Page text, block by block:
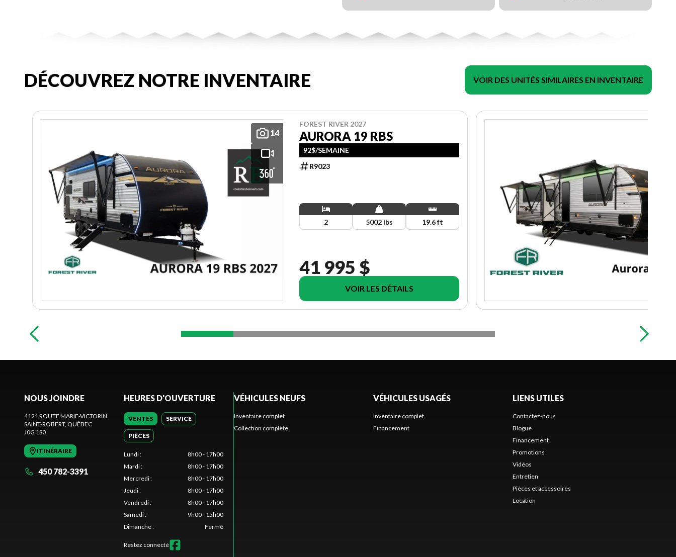
DÉCOUVREZ NOTRE INVENTAIRE VOIR DES UNITÉS SIMILAIRES EN INVENTAIRE
14
FOREST RIVER 2027
AURORA 19 RBS
92$/SEMAINE
R9023
2 5002 lbs 19.6 ft
41 995 $
VOIR LES DÉTAILS
NOUS JOINDRE
4121 ROUTE MARIE-VICTORIN
SAINT-ROBERT, QUÉBEC
J0G 1S0
ITINÉRAIRE
450 782-3391
HEURES D'OUVERTURE
VENTES SERVICE
PIÈCES
Lundi:
8h00 - 17h00
Mardi:
8h00 - 17h00
Mercredi:
8h00 - 17h00
Jeudi:
8h00 - 17h00
Vendredi:
8h00 - 17h00
Samedi:
9h00 - 15h00
Dimanche: Fermé
Restez connecté
VÉHICULES NEUFS
Inventaire complet
Collection complète
VÉHICULES USAGÉS
Inventaire complet
Financement
LIENS UTILES
Contactez-nous
Blogue
Financement
Promotions
Vidéos
Entretien
Pièces et accessoires
Location